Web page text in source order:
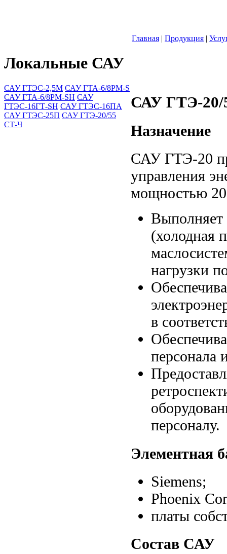
Главная | Продукция |
Локальные САУ
САУ ГТЭС-2,5М САУ ГТА-6/8РМ-S
САУ ГТА-6/8РМ-SH САУ
ГТЭС-16ГТ-SH САУ ГТЭС-16ПА
САУ ГТЭС-25П САУ ГТЭ-20/55
СТ-Ч
САУ ГТЭ-
Назначение
САУ ГТЭ-20
управления
мощностью
Выполняет
(холодная
нагрузки
в
персонала
персоналу.
Элементная
Siemens;
Phoenix
платы
Состав САУ